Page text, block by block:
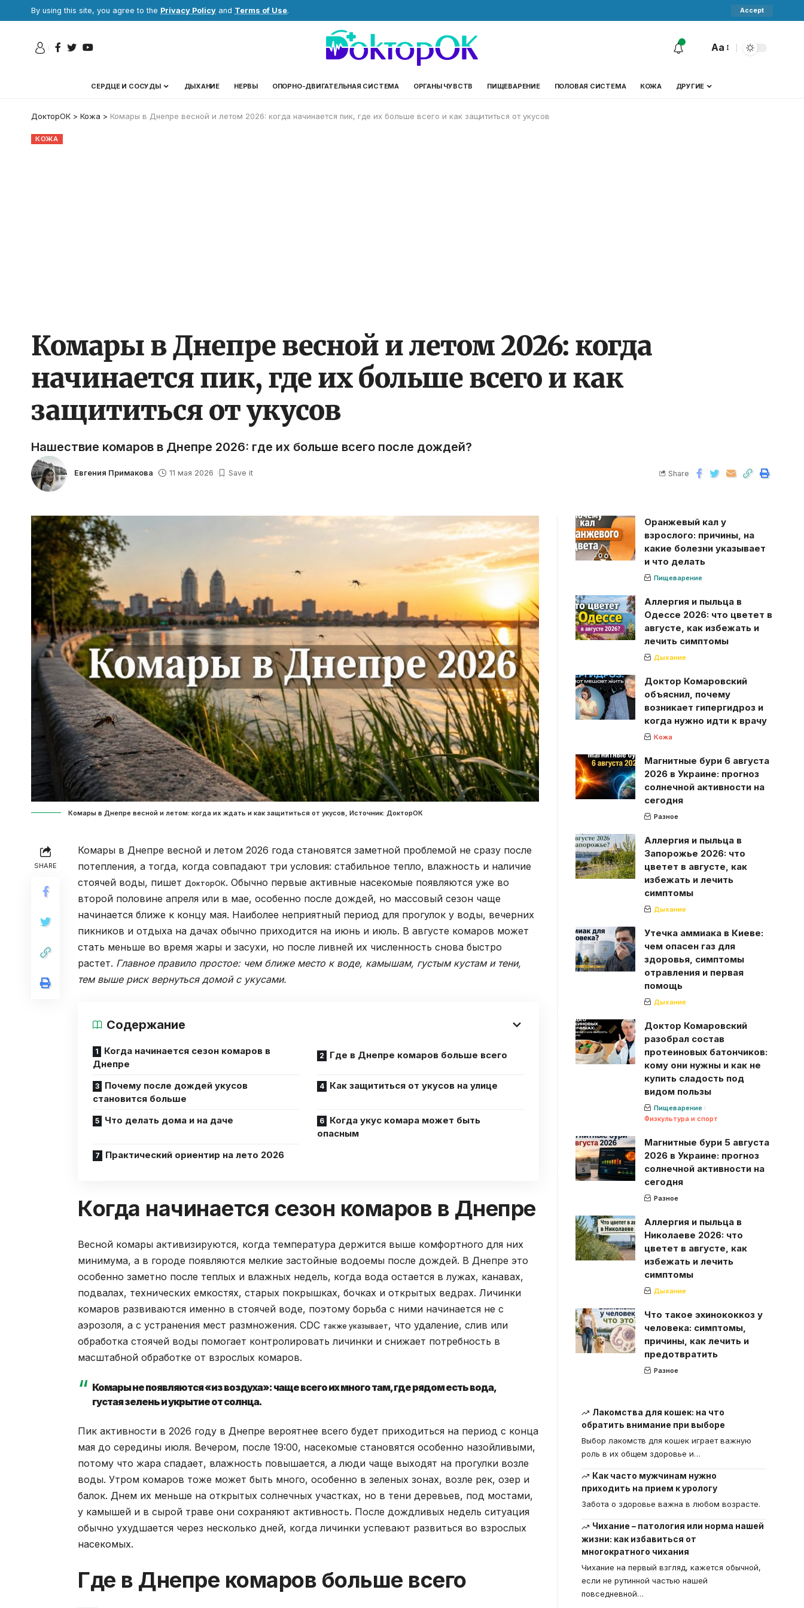
By using this site, you agree to the Privacy Policy and Terms of Use. Accept
Aa
СЕРДЦЕ И СОСУДЫ ДЫХАНИЕ НЕРВЫ ОПОРНО-ДВИГАТЕЛЬНАЯ СИСТЕМА ОРГАНЫ ЧУВСТВ ПИЩЕВАРЕНИЕ ПОЛОВАЯ СИСТЕМА КОЖА ДРУГИЕ
ДокторОК > Кожа > Комары в Днепре весной и летом 2026: когда начинается пик, где их больше всего и как защититься от укусов
КОЖА
Комары в Днепре весной и летом 2026: когда
начинается пик, где их больше всего и как
защититься от укусов
Нашествие комаров в Днепре 2026: где их больше всего после дождей?
Евгения Примакова 11 мая 2026 Share
Комары в Днепре весной и летом: когда их ждать и как защититься от укусов, Источник: ДокторОК
SHARE
Комары в Днепре весной и летом 2026 года становятся заметной проблемой не сразу после
потепления, а тогда, когда совпадают три условия: стабильное тепло, влажность и наличие
стоячей воды, пишет ДокторОК. Обычно первые активные насекомые появляются уже во
второй половине апреля или в мае, особенно после дождей, но массовый сезон чаще
начинается ближе к концу мая. Наиболее неприятный период для прогулок у воды, вечерних
пикников и отдыха на дачах обычно приходится на июнь и июль. В августе комаров может
стать меньше во время жары и засухи, но после ливней их численность снова быстро
растет. Главное правило простое: чем ближе место к воде, камышам, густым кустам и тени,
тем выше риск вернуться домой с укусами.
Содержание
Когда начинается сезон комаров в
Днепре
Где в Днепре комаров больше всего
Почему после дождей укусов
становится больше
Как защититься от укусов на улице
Что делать дома и на даче
Когда укус комара может быть
опасным
Практический ориентир на лето 2026
Когда начинается сезон комаров в Днепре
Весной комары активизируются, когда температура держится выше комфортного для них
минимума, а в городе появляются мелкие застойные водоемы после дождей. В Днепре это
особенно заметно после теплых и влажных недель, когда вода остается в лужах, канавах,
подвалах, технических емкостях, старых покрышках, бочках и открытых ведрах. Личинки
комаров развиваются именно в стоячей воде, поэтому борьба с ними начинается не с
аэрозоля, а с устранения мест размножения. CDC также указывает, что удаление, слив или
обработка стоячей воды помогает контролировать личинки и снижает потребность в
масштабной обработке от взрослых комаров.
Комары не появляются «из воздуха»: чаще всего их много там, где рядом есть вода,
густая зелень и укрытие от солнца.
Пик активности в 2026 году в Днепре вероятнее всего будет приходиться на период с конца
мая до середины июля. Вечером, после 19:00, насекомые становятся особенно назойливыми,
потому что жара спадает, влажность повышается, а люди чаще выходят на прогулки возле
воды. Утром комаров тоже может быть много, особенно в зеленых зонах, возле рек, озер и
балок. Днем их меньше на открытых солнечных участках, но в тени деревьев, под мостами,
у камышей и в сырой траве они сохраняют активность. После дождливых недель ситуация
обычно ухудшается через несколько дней, когда личинки успевают развиться во взрослых
насекомых.
Где в Днепре комаров больше всего
Оранжевый кал у
взрослого: причины, на
какие болезни указывает
и что делать
Пищеварение
Аллергия и пыльца в
Одессе 2026: что цветет в
августе, как избежать и
лечить симптомы
Дыхание
Доктор Комаровский
объяснил, почему
возникает гипергидроз и
когда нужно идти к врачу
Кожа
Магнитные бури 6 августа
2026 в Украине: прогноз
солнечной активности на
сегодня
Разное
Аллергия и пыльца в
Запорожье 2026: что
цветет в августе, как
избежать и лечить
симптомы
Дыхание
Утечка аммиака в Киеве:
чем опасен газ для
здоровья, симптомы
отравления и первая
помощь
Дыхание
Доктор Комаровский
разобрал состав
протеиновых батончиков:
кому они нужны и как не
купить сладость под
видом пользы
Пищеварение
Физкультура и спорт
Магнитные бури 5 августа
2026 в Украине: прогноз
солнечной активности на
сегодня
Разное
Аллергия и пыльца в
Николаеве 2026: что
цветет в августе, как
избежать и лечить
симптомы
Дыхание
Что такое эхинококкоз у
человека: симптомы,
причины, как лечить и
предотвратить
Разное
Лакомства для кошек: на что
обратить внимание при выборе
Выбор лакомств для кошек играет важную
роль в их общем здоровье и…
Как часто мужчинам нужно
приходить на прием к урологу
Забота о здоровье важна в любом возрасте.
Чихание – патология или норма нашей
жизни: как избавиться от
многократного чихания
Чихание на первый взгляд, кажется обычной,
если не рутинной частью нашей
повседневной…